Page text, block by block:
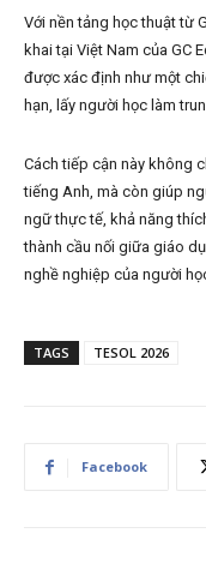
Với nền tảng học thuật từ
khai tại Việt Nam của GC
được xác định như một
hạn, lấy người học làm
Cách tiếp cận này không
tiếng Anh, mà còn giúp
ngữ thực tế, khả năng
thành cầu nối giữa giáo
nghề nghiệp của người
TAGS TESOL 2026
Facebook